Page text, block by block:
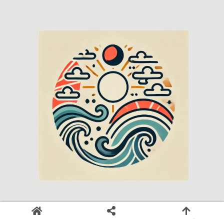
© 2018-2026 日本の神々と旅しよう.